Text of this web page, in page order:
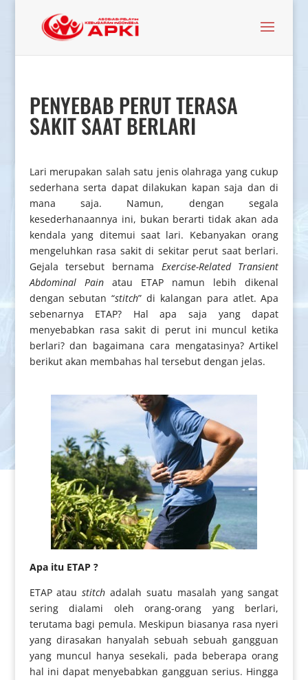
PENYEBAB PERUT TERASA
SAKIT SAAT BERLARI
Lari merupakan salah satu jenis olahraga yang cukup
sederhana serta dapat dilakukan kapan saja dan di
mana saja. Namun, dengan segala
kesederhanaannya ini, bukan berarti tidak akan ada
kendala yang ditemui saat lari. Kebanyakan orang
mengeluhkan rasa sakit di sekitar perut saat berlari.
Gejala tersebut bernama Exercise-Related Transient
Abdominal Painatau ETAP namun lebih dikenal
dengan sebutan “stitch” di kalangan para atlet. Apa
sebenarnya ETAP? Hal apa saja yang dapat
menyebabkan rasa sakit di perut ini muncul ketika
berlari? dan bagaimana cara mengatasinya? Artikel
berikut akan membahas hal tersebut dengan jelas.
Apa itu ETAP ?
ETAP ataustitch adalah suatu masalah yang sangat
sering dialami oleh orang-orang yang berlari,
terutama bagi pemula. Meskipun biasanya rasa nyeri
yang dirasakan hanyalah sebuah sebuah gangguan
yang muncul hanya sesekali, pada beberapa orang
hal ini dapat menyebabkan gangguan serius. Hingga